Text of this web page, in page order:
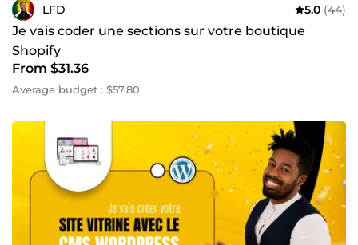
LFD 5.0 (44)
Je vais coder une sections sur votre boutique
Shopify
From $31.36
Average budget : $57.80